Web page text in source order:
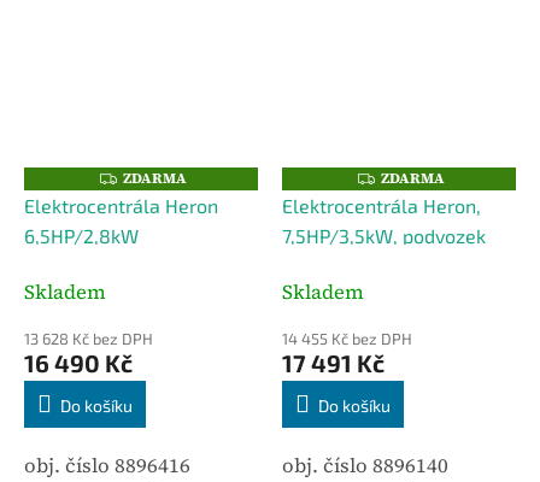
Z
D
A
R
M
ZDARMA
Elektrocentrála Heron
6,5HP/2,8kW
Skladem
13 628 Kč bez DPH
16 490 Kč
Do košíku
obj. číslo 8896416
Z
D
A
R
M
ZDARMA
Elektrocentrála Heron,
7,5HP/3,5kW, podvozek
Skladem
14 455 Kč bez DPH
17 491 Kč
Do košíku
obj. číslo 8896140